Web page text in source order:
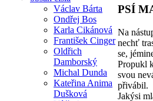
Václav Bárta
Ondřej Bos
Karla Cikánová
František Cinger
Oldřich
Damborský
Michal Dunda
Kateřina Anima
Dušková
PSÍ
Na
nechť
se,
Propukl
svou
přivábil.
Jakýsi